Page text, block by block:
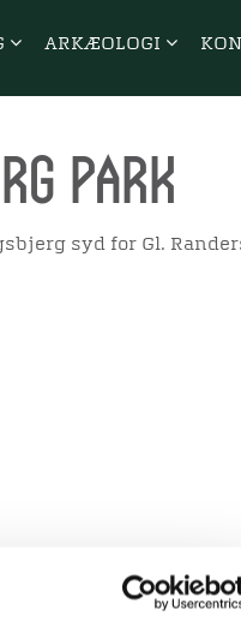
ARKÆOLOGI
Park
syd for Gl.